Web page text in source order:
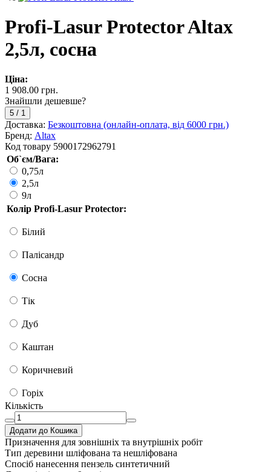
Profi-Lasur Protector Altax
2,5л, сосна
Ціна:
1 908.00 грн.
Знайшли дешевше?
5 / 1
Доставка: Безкоштовна (онлайн-оплата, від 6000 грн.)
Бренд: Altax
Код товару 5900172962791
Об`єм/Вага:
0,75л
2,5л
9л
Колір Profi-Lasur Protector:
Білий
Палісандр
Сосна
Тік
Дуб
Каштан
Коричневий
Горіх
Кількість
Додати до Кошика
Призначення для зовнішніх та внутрішніх робіт
Тип деревини шліфована та нешліфована
Спосіб нанесення пензель синтетичний